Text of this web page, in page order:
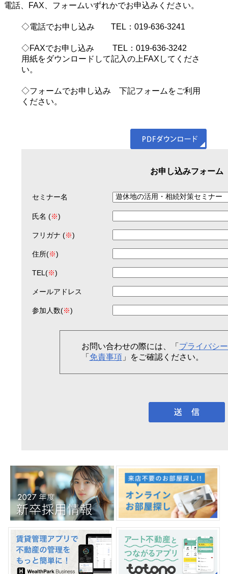
電話、FAX、フォームいずれかでお申込みください。
◇電話でお申し込み TEL：019-636-3241
◇FAXでお申し込み TEL：019-636-3242
用紙をダウンロードして記入の上FAXしてくださ
い。
◇フォームでお申し込み 下記フォームをご利用
ください。
お申し込みフォーム
セミナー名
氏名 (※)
フリガナ (※)
住所(※)
TEL(※)
メールアドレス
参加人数(※)
お問い合わせの際には、「 プライバシ
「 免責事項」をご確認ください。